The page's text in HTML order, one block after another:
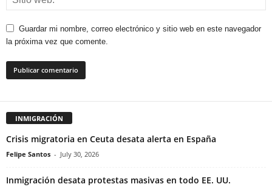
Guardar mi nombre, correo electrónico y sitio web en este navegador
la próxima vez que comente.
INMIGRACIÓN
Crisis migratoria en Ceuta desata alerta en España
Felipe Santos - July 30, 2026
Inmigración desata protestas masivas en todo EE. UU.